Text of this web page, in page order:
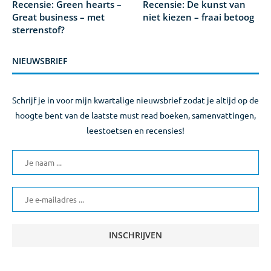
Recensie: Green hearts –
Great business – met
sterrenstof?
Recensie: De kunst van
niet kiezen – fraai betoog
NIEUWSBRIEF
Schrijf je in voor mijn kwartalige nieuwsbrief zodat je altijd op de
hoogte bent van de laatste must read boeken, samenvattingen,
leestoetsen en recensies!